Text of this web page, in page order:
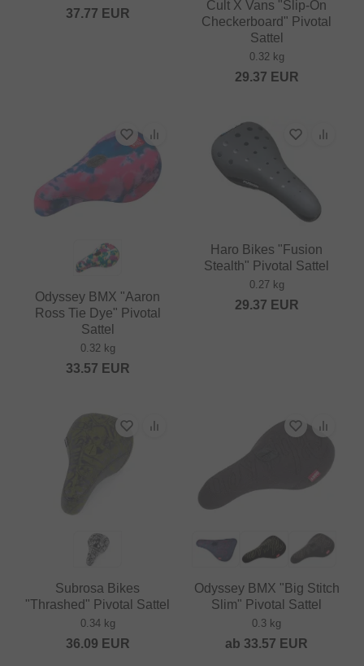
37.77 EUR
Cult X Vans "Slip-On
Checkerboard" Pivotal
Sattel
0.32 kg
29.37 EUR
Odyssey BMX "Aaron
Ross Tie Dye" Pivotal
Sattel
0.32 kg
33.57 EUR
Haro Bikes "Fusion
Stealth" Pivotal Sattel
0.27 kg
29.37 EUR
Subrosa Bikes
"Thrashed" Pivotal Sattel
0.34 kg
36.09 EUR
Odyssey BMX "Big Stitch
Slim" Pivotal Sattel
0.3 kg
ab 33.57 EUR